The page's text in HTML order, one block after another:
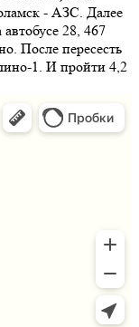
- АЗС. Далее
28, 467
После пересесть
1. И пройти 4,2